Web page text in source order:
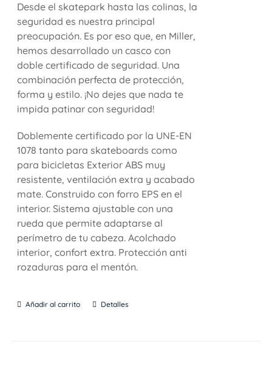
Desde el skatepark hasta las colinas, la
seguridad es nuestra principal
preocupación. Es por eso que, en Miller,
hemos desarrollado un casco con
doble certificado de seguridad. Una
combinación perfecta de protección,
forma y estilo. ¡No dejes que nada te
impida patinar con seguridad!
Doblemente certificado por la UNE-EN
1078 tanto para skateboards como
para bicicletas Exterior ABS muy
resistente, ventilación extra y acabado
mate. Construido con forro EPS en el
interior. Sistema ajustable con una
rueda que permite adaptarse al
perímetro de tu cabeza. Acolchado
interior, confort extra. Protección anti
rozaduras para el mentón.
Añadir al carrito Detalles